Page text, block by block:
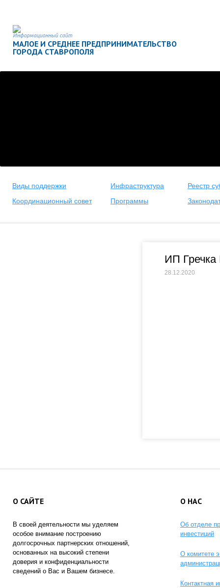
Информационный сайт
МАЛОЕ И СРЕДНЕЕ ПРЕДПРИНИМАТЕЛЬСТВО
ГОРОДА СТАВРОПОЛЯ
Виды поддержки Инфраструктура
Реестр
Координационный совет
Программы
ИП Гречка
28.12.2020
О САЙТЕ
В своей деятельности мы уделяем
особое внимание построению
долгосрочных партнерских отношений,
основанных на высокий степени
доверия и конфиденциальности
сведений о Вас и Вашем бизнесе.
О НАС
Об отделе
инвестиций
О комитете
Контактная